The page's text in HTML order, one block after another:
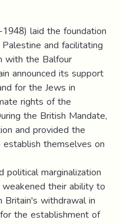
laid the foundation
and facilitating
with the Balfour
announced its support
for the Jews in
rights of the
the British Mandate,
and provided the
themselves on
political marginalization
their ability to
withdrawal in
the establishment of